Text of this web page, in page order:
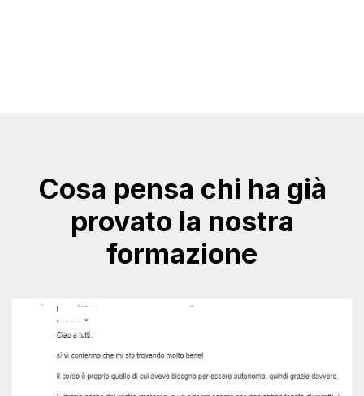
Cosa pensa chi ha già
provato la nostra
formazione